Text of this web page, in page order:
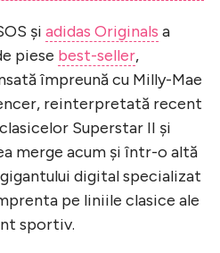
și adidas Originals a
piese best-seller,
împreună cu Milly-Mae
reinterpretată recent
Superstar II și
merge acum și într-o altă
digital specializat
pe liniile clasice ale
sportiv.